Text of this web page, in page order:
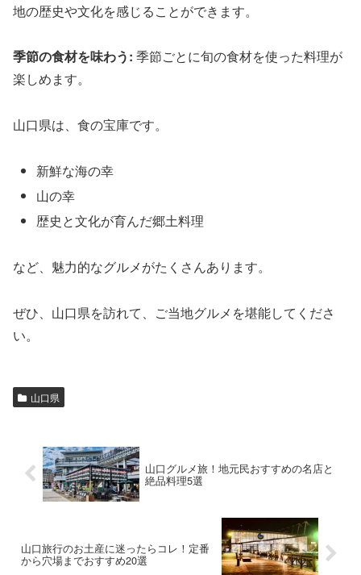
地の歴史や文化を感じることができます。
季節の食材を味わう: 季節ごとに旬の食材を使った料理が
楽しめます。
山口県は、食の宝庫です。
新鮮な海の幸
山の幸
歴史と文化が育んだ郷土料理
など、魅力的なグルメがたくさんあります。
ぜひ、山口県を訪れて、ご当地グルメを堪能してくださ
い。
山口県
山口グルメ旅！地元民おすすめの名店と
絶品料理5選
山口旅行のお土産に迷ったらコレ！定番
から穴場までおすすめ20選